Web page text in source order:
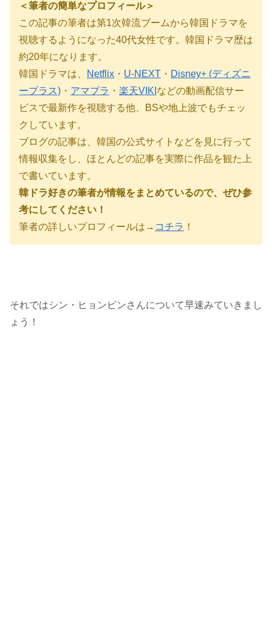
＜筆者の簡単なプロフィール＞
この記事の筆者は第1次韓流ブームから韓国ドラマを
視聴するようになった40代女性です。韓国ドラマ歴は
約20年になります。
韓国ドラマは、
Netflix ・ U-NEXT ・ Disney+ (ディズニ
ープラス) ・ アマプラ ・ 楽天VIKI などの動画配信サー
ビスで最新作を視聴する他、BSや地上波でもチェッ
クしています。
ブログの記事は、韓国の公式サイトなどを見に行って
情報収集をし、ほとんどの記事を実際に作品を観た上
で書いています。
韓ドラ好きの筆者が情報をまとめているので、ぜひ参
考にしてください！
筆者の詳しいプロフィールは→ コチラ ！
それではシン・ヒョンビンさんについて早速みていきまし
ょう！